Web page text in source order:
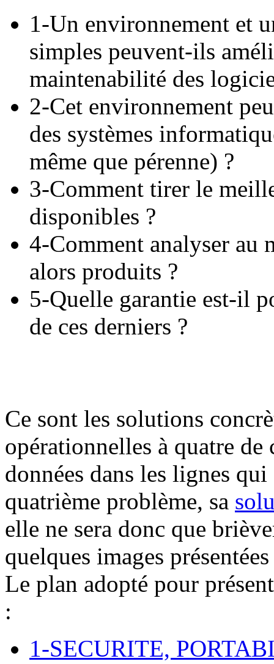
1-Un environnement et
simples peuvent-ils
maintenabilité des
2-Cet environnement
des systèmes
même que pérenne) ?
3-Comment tirer le
disponibles ?
4-Comment analyser au
alors produits ?
5-Quelle garantie est-il
de ces derniers ?
Ce sont les solutions
opérationnelles à quatre
données dans les lignes
quatrième problème, sa
elle ne sera donc que
quelques images
Le plan adopté pour
:
1-SECURITE,